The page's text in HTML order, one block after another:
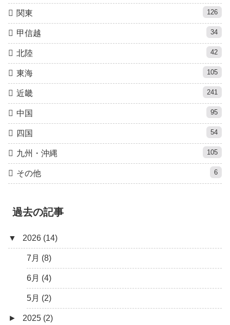
関東 126
甲信越 34
北陸 42
東海 105
近畿 241
中国 95
四国 54
九州・沖縄 105
その他 6
過去の記事
▼ 2026 (14)
7月 (8)
6月 (4)
5月 (2)
► 2025 (2)